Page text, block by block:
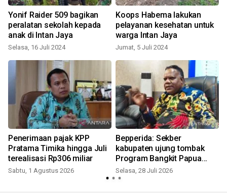
Yonif Raider 509 bagikan
peralatan sekolah kepada
anak di Intan Jaya
Selasa, 16 Juli 2024
Koops Habema lakukan
pelayanan kesehatan untuk
warga Intan Jaya
Jumat, 5 Juli 2024
Penerimaan pajak KPP
Pratama Timika hingga Juli
terealisasi Rp306 miliar
Sabtu, 1 Agustus 2026
Bepperida: Sekber
kabupaten ujung tombak
Program Bangkit Papua
Tengah
Selasa, 28 Juli 2026